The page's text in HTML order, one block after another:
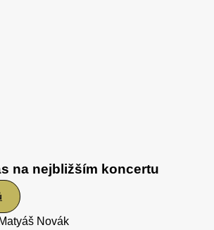
na nejbližším koncertu
Novák